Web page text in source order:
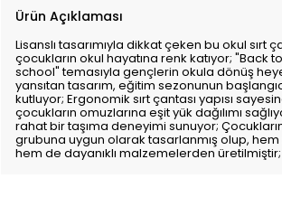
Ürün Açıklaması
Lisanslı tasarımıyla dikkat çeken bu okul sırt
çocukların okul hayatına renk katıyor; "Back to
school" temasıyla gençlerin okula dönüş
yansıtan tasarım, eğitim sezonunun
kutluyor; Ergonomik sırt çantası yapısı
çocukların omuzlarına eşit yük dağılımı
rahat bir taşıma deneyimi sunuyor;
grubuna uygun olarak tasarlanmış olup, hem
hem de dayanıklı malzemelerden üretilmiştir;